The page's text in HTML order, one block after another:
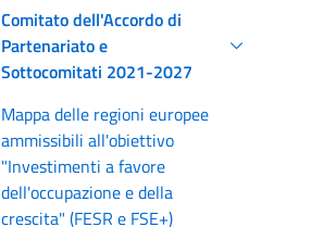
Comitato dell'Accordo di
Partenariato e
Sottocomitati 2021-2027
Mappa delle regioni europee
ammissibili all'obiettivo
"Investimenti a favore
dell'occupazione e della
crescita" (FESR e FSE+)